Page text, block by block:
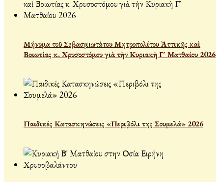
Μήνυμα τοῦ Σεβασμιωτάτου Μητροπολίτου Ἀττικῆς καὶ
Βοιωτίας κ. Χρυσοστόμου γιὰ τὴν Κυριακὴ Γ´ Ματθαίου 2026
Παιδικές Κατασκηνώσεις «Περιβόλι της Σουμελά» 2026